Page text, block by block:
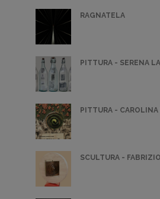
RAGNATELA
PITTURA - SERENA
PITTURA - CAROLINA
SCULTURA -